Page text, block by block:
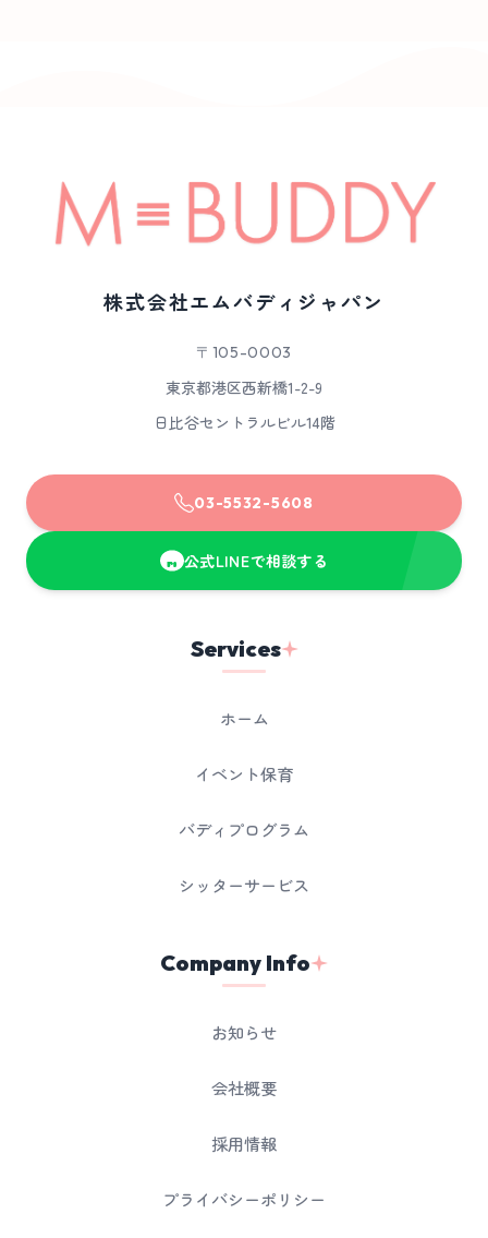
株式会社エムバディジャパン
〒105-0003
東京都港区西新橋1-2-9
日比谷セントラルビル14階
03-5532-5608
公式LINEで相談する
Services
ホーム
イベント保育
バディプログラム
シッターサービス
Company Info
お知らせ
会社概要
採用情報
プライバシーポリシー